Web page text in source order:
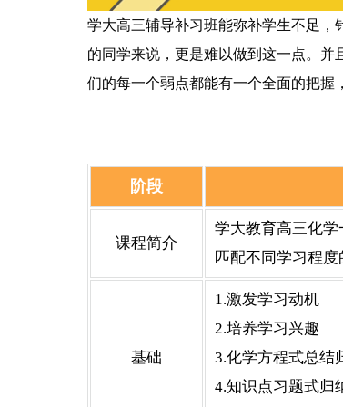
学大高三辅导补习班能弥补学生不足
的同学来说，更是难以做到这一点。
们的每一个弱点都能有一个全面的把握
阶段
课程简介
学大教育高三化学
匹配不同学习程度
基础
1.激发学习动机
2.培养学习兴趣
3.化学方程式总结
4.知识点习题式归